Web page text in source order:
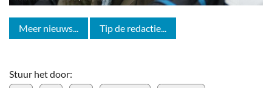
Meer nieuws... Tip de redactie...
Stuur het door: